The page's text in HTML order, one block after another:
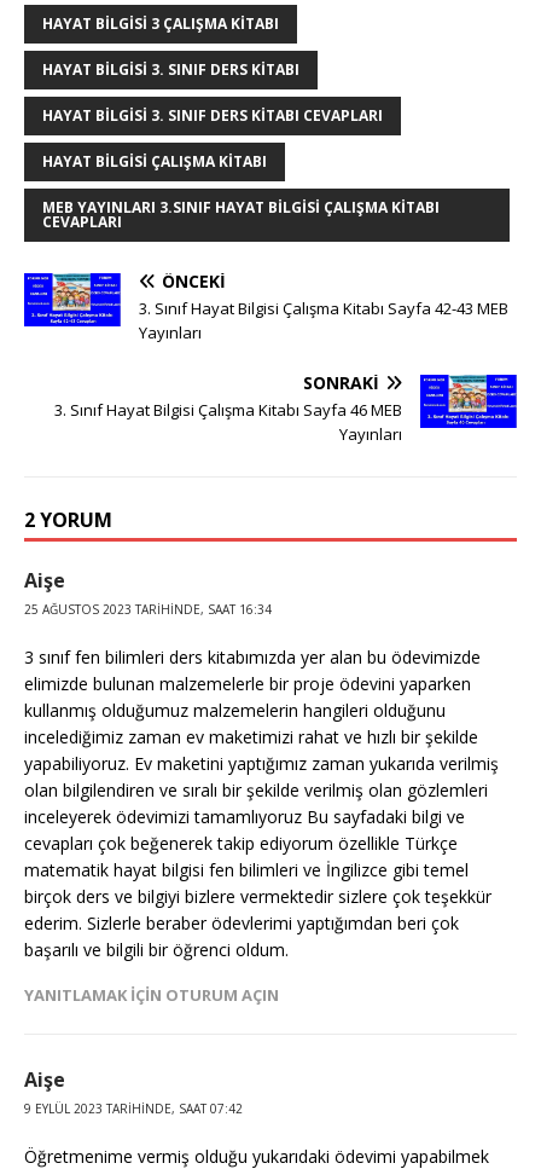
k
HAYAT BILGISI 3 ÇALIŞMA KITABI
HAYAT BILGISI 3. SINIF DERS KITABI
HAYAT BILGISI 3. SINIF DERS KITABI CEVAPLARI
HAYAT BILGISI ÇALIŞMA KITABI
MEB YAYINLARI 3.SINIF HAYAT BILGISI ÇALIŞMA KITABI
CEVAPLARI
ÖNCEKI
3. Sınıf Hayat Bilgisi Çalışma Kitabı Sayfa 42-43 MEB
Yayınları
SONRAKI
3. Sınıf Hayat Bilgisi Çalışma Kitabı Sayfa 46 MEB
Yayınları
2 YORUM
Aişe
25 AĞUSTOS 2023 TARIHINDE, SAAT 16:34
3 sınıf fen bilimleri ders kitabımızda yer alan bu ödevimizde
elimizde bulunan malzemelerle bir proje ödevini yaparken
kullanmış olduğumuz malzemelerin hangileri olduğunu
incelediğimiz zaman ev maketimizi rahat ve hızlı bir şekilde
yapabiliyoruz. Ev maketini yaptığımız zaman yukarıda verilmiş
olan bilgilendiren ve sıralı bir şekilde verilmiş olan gözlemleri
inceleyerek ödevimizi tamamlıyoruz Bu sayfadaki bilgi ve
cevapları çok beğenerek takip ediyorum özellikle Türkçe
matematik hayat bilgisi fen bilimleri ve İngilizce gibi temel
birçok ders ve bilgiyi bizlere vermektedir sizlere çok teşekkür
ederim. Sizlerle beraber ödevlerimi yaptığımdan beri çok
başarılı ve bilgili bir öğrenci oldum.
YANITLAMAK IÇIN OTURUM AÇIN
Aişe
9 EYLÜL 2023 TARIHINDE, SAAT 07:42
Öğretmenime vermiş olduğu yukarıdaki ödevimi yapabilmek